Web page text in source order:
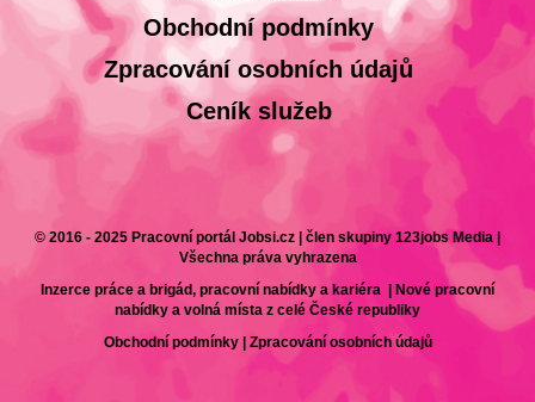
Obchodní podmínky
Zpracování osobních údajů
Ceník služeb
© 2016 - 2025 Pracovní portál Jobsi.cz | člen skupiny 123jobs Media |
Všechna práva vyhrazena
Inzerce práce a brigád, pracovní nabídky a kariéra | Nové pracovní
nabídky a volná místa z celé České republiky
Obchodní podmínky| Zpracování osobních údajů